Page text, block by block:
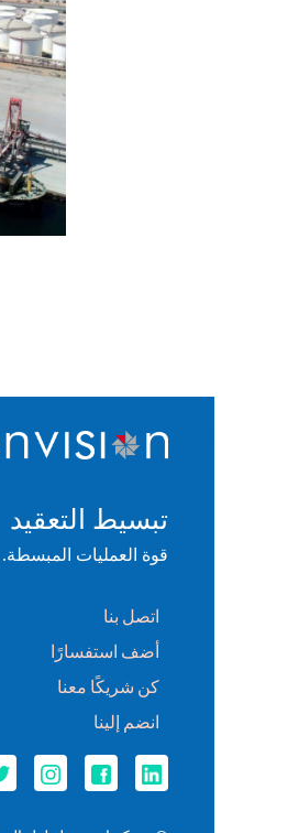
تبسيط التعقيد
قوة العمليات المبسطة.
اتصل بنا
أضف استفسارًا
كن شريكًا معنا
انضم إلينا